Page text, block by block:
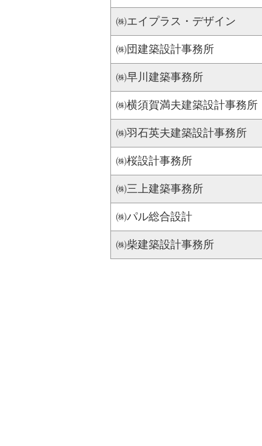
㈱エイプラス・デザイン
㈱団建築設計事務所
㈱早川建築事務所
㈱横須賀満夫建築設計事務所
㈱羽石英夫建築設計事務所
㈱桜設計事務所
㈱三上建築事務所
㈱パル総合設計
㈱柴建築設計事務所